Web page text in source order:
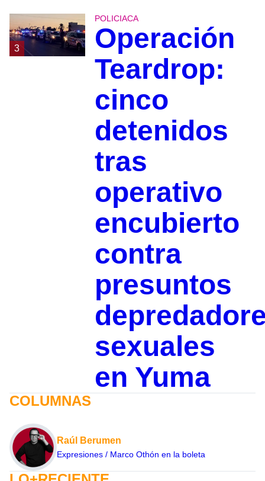
3
POLICIACA
Operación
Teardrop:
cinco
detenidos
tras
operativo
encubierto
contra
presuntos
sexuales
en Yuma
COLUMNAS
Raúl Berumen
Expresiones / Marco Othón en la boleta